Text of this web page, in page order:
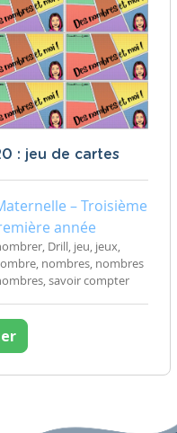
: jeu de cartes
– Troisième
année
Drill, jeu, jeux,
nombres, nombres
savoir compter